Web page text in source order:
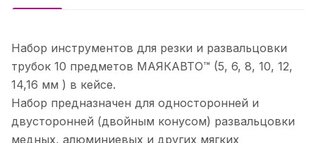
Набор инструментов для резки и развальцовки
трубок 10 предметов МАЯКАВТО™ (5, 6, 8, 10, 12,
14,16 мм ) в кейсе.
Набор предназначен для односторонней и
двусторонней (двойным конусом) развальцовки
медных, алюминиевых и других мягких